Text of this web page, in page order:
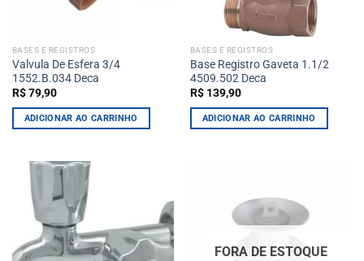
BASES E REGISTROS
Valvula De Esfera 3/4
1552.B.034 Deca
R$79,90
ADICIONAR AO CARRINHO
BASES E REGISTROS
Base Registro Gaveta 1.1/2
4509.502 Deca
R$139,90
ADICIONAR AO CARRINHO
FORA DE ESTOQUE